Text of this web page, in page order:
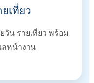
เที่ยว
วัน รายเที่ยว พร้อม
หน้างาน